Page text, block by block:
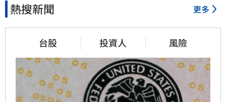
熱搜新聞 更多
台股 投資人 風險